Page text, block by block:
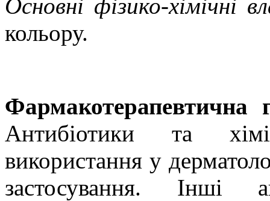
Основні фізико-хімічні
кольору.
Фармакотерапевтична
Антибіотики та
використання у
застосування. Інші